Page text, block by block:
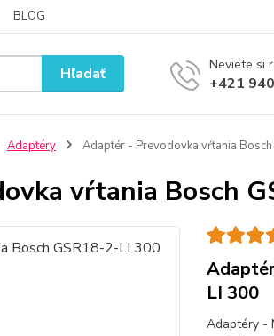
BLOG
Hľadať Neviete si
+421
Adaptéry Adaptér - Prevodovka vŕtania
vŕtania Bosch
LI 300
Adaptéry -